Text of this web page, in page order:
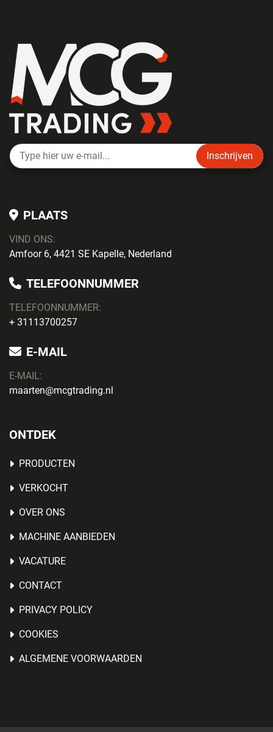
Inschrijven
PLAATS
VIND ONS:
Amfoor 6, 4421 SE Kapelle, Nederland
TELEFOONNUMMER
TELEFOONNUMMER:
+ 31113700257
E-MAIL
E-MAIL:
maarten@mcgtrading.nl
ONTDEK
PRODUCTEN
VERKOCHT
OVER ONS
MACHINE AANBIEDEN
VACATURE
CONTACT
PRIVACY POLICY
COOKIES
ALGEMENE VOORWAARDEN